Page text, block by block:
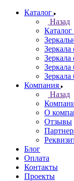
Каталог
Назад
Каталог
Зеркала
Зеркала
Зеркала
Зеркала
Компания
Назад
О
Отзывы
Блог
Оплата
Контакты
Проекты